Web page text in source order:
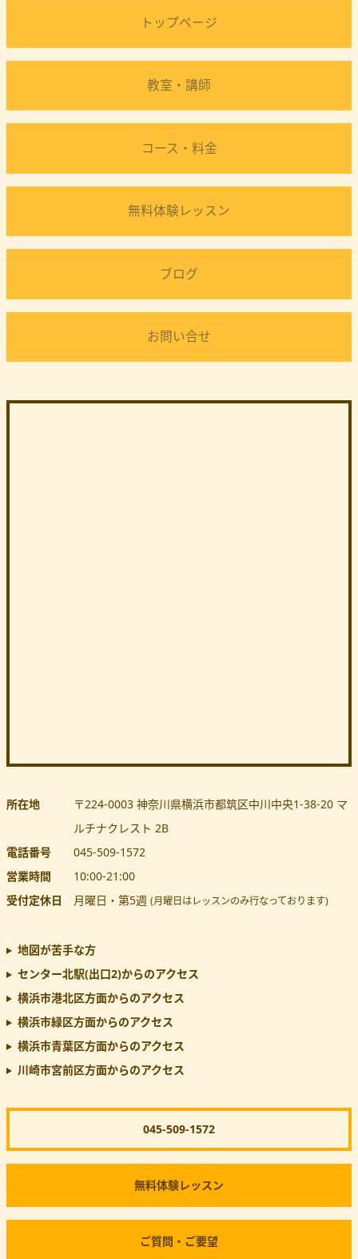
トップページ
教室・講師
コース・料金
無料体験レッスン
ブログ
お問い合せ
所在地 〒224-0003 神奈川県横浜市都筑区中川中央1-38-20 マ
ルチナクレスト 2B
電話番号
045-509-1572
営業時間
10:00-21:00
受付定休日
月曜日・第5週 (月曜日はレッスンのみ行なっております)
地図が苦手な方
センター北駅(出口2)からのアクセス
横浜市港北区方面からのアクセス
横浜市緑区方面からのアクセス
横浜市青葉区方面からのアクセス
川崎市宮前区方面からのアクセス
045-509-1572
無料体験レッスン
ご質問・ご要望